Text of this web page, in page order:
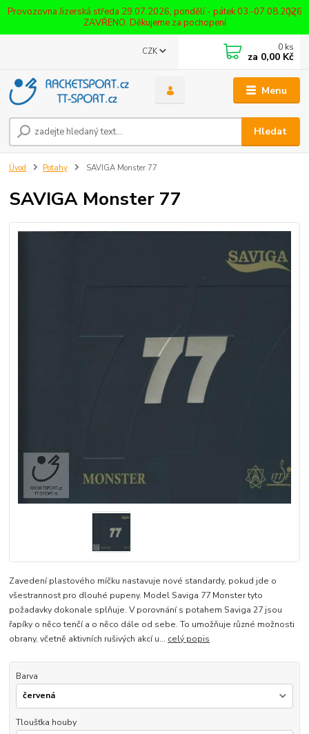
Provozovna Jizerská středa 29.07.2026, pondělí - pátek 03.-07.08.2026
ZAVŘENO. Děkujeme za pochopení
Menu
CZK
Hledat
0 ks
za 0,00 Kč
Úvod Potahy SAVIGA Monster 77
SAVIGA Monster 77
Zavedení plastového míčku nastavuje nové standardy, pokud jde o
všestrannost pro dlouhé pupeny. Model Saviga 77 Monster tyto
požadavky dokonale splňuje. V porovnání s potahem Saviga 27 jsou
řapíky o něco tenčí a o něco dále od sebe. To umožňuje různé možnosti
obrany, včetně aktivních rušivých akcí u... celý popis
Barva
Tloušťka houby